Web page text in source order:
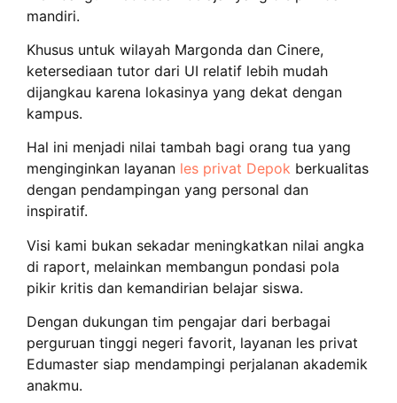
mandiri.
Khusus untuk wilayah Margonda dan Cinere,
ketersediaan tutor dari UI relatif lebih mudah
dijangkau karena lokasinya yang dekat dengan
kampus.
Hal ini menjadi nilai tambah bagi orang tua yang
menginginkan layanan les privat Depok berkualitas
dengan pendampingan yang personal dan
inspiratif.
Visi kami bukan sekadar meningkatkan nilai angka
di raport, melainkan membangun pondasi pola
pikir kritis dan kemandirian belajar siswa.
Dengan dukungan tim pengajar dari berbagai
perguruan tinggi negeri favorit, layanan les privat
Edumaster siap mendampingi perjalanan akademik
anakmu.